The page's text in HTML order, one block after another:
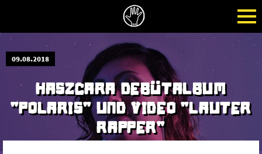
09.08.2018
HASZCARA DEBÜTALBUM
"POLARIS" UND VIDEO "LAUTER
RAPPER"